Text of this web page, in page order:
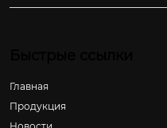
Главная
Продукция